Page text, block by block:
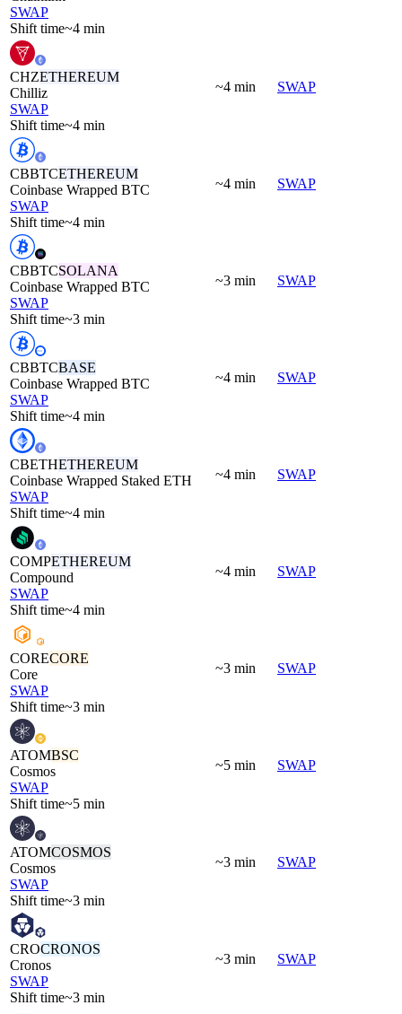
SWAP
Shift time~4 min
CHZETHEREUM
Chilliz
SWAP
Shift time~4 min
~4 min SWAP
CBBTCETHEREUM
Coinbase Wrapped BTC
SWAP
Shift time~4 min
~4 min SWAP
CBBTCSOLANA
Coinbase Wrapped BTC
SWAP
Shift time~3 min
~3 min SWAP
CBBTCBASE
Coinbase Wrapped BTC
SWAP
Shift time~4 min
~4 min SWAP
CBETHETHEREUM
Coinbase Wrapped Staked ETH
SWAP
Shift time~4 min
~4 min SWAP
COMPETHEREUM
Compound
SWAP
Shift time~4 min
~4 min SWAP
CORECORE
Core
SWAP
Shift time~3 min
~3 min SWAP
ATOMBSC
Cosmos
SWAP
Shift time~5 min
~5 min SWAP
ATOMCOSMOS
Cosmos
SWAP
Shift time~3 min
~3 min SWAP
CROCRONOS
Cronos
SWAP
Shift time~3 min
~3 min SWAP